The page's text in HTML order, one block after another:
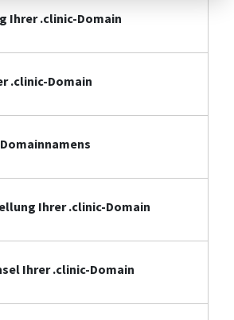
Ihrer .clinic-Domain
.clinic-Domain
Ihrer .clinic-Domain
Ihrer .clinic-Domain